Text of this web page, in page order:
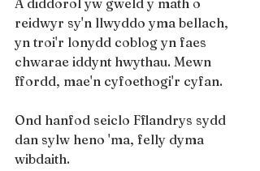
A diddorol yw gweld y math o
reidwyr sy'n llwyddo yma bellach,
yn troi'r lonydd coblog yn faes
chwarae iddynt hwythau. Mewn
ffordd, mae'n cyfoethogi'r cyfan.
Ond hanfod seiclo Fflandrys sydd
dan sylw heno 'ma, felly dyma
wibdaith.